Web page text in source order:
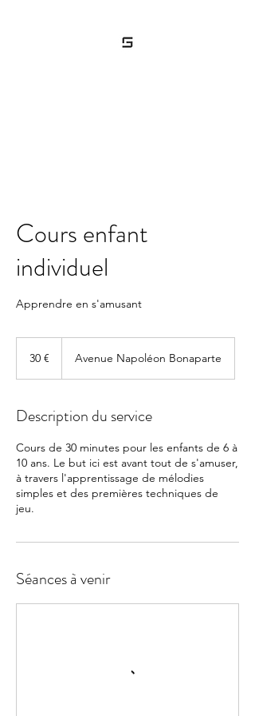
Cours enfant
individuel
Apprendre en s'amusant
30 € Avenue Napoléon Bonaparte
Description du service
Cours de 30 minutes pour les enfants de 6 à
10 ans. Le but ici est avant tout de s'amuser,
à travers l'apprentissage de mélodies
simples et des premières techniques de
jeu.
Séances à venir